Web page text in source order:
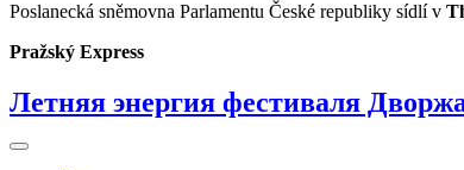
Poslanecká sněmovna Parlamentu České republiky sídlí v
Pražský Express
Летняя энергия фестиваля